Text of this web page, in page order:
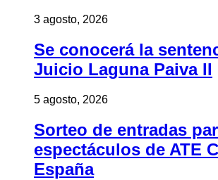
3 agosto, 2026
Se conocerá la
Juicio Laguna Paiva II
5 agosto, 2026
Sorteo de entradas
espectáculos de ATE
España